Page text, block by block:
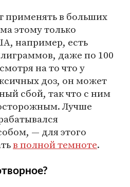
применять в больших
этому только
например, есть
даже по 100
на то что у
доз, он может
сбой, так что с ним
Лучше
— для этого
в полной темноте.